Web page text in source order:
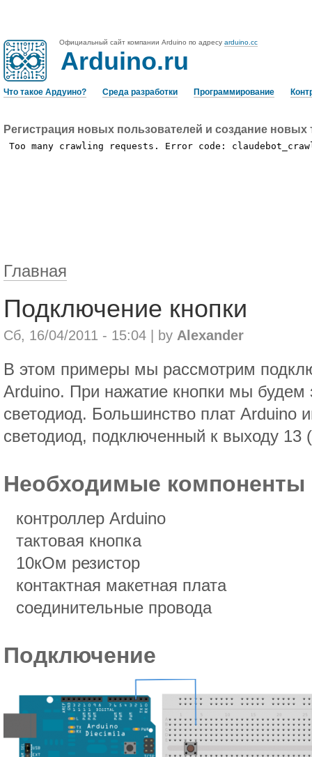
Официальный сайт компании Arduino по адресу arduino.cc
Arduino.ru
Что такое Ардуино? Среда разработки Программирование
Регистрация новых пользователей и создание
Главная
Подключение кнопки
Сб, 16/04/2011 - 15:04 | by Alexander
В этом примеры мы рассмотрим
Arduino. При нажатие кнопки мы будем
светодиод. Большинство плат Arduino
светодиод, подключенный к выходу 13
Необходимые компоненты
контроллер Arduino
тактовая кнопка
10кОм резистор
контактная макетная плата
соединительные провода
Подключение